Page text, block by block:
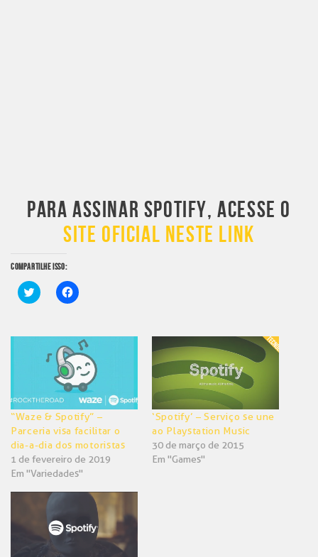
PARA ASSINAR SPOTIFY, ACESSE O
SITE OFICIAL NESTE LINK
COMPARTILHE ISSO:
Clique
para
em
janela)
Clique
para
em
nova
janela)
“Waze & Spotify” –
Parceria visa facilitar o
dia-a-dia dos motoristas
1 de fevereiro de 2019
Em "Variedades"
‘Spotify’ – Serviço se une
ao Playstation Music
30 de março de 2015
Em "Games"